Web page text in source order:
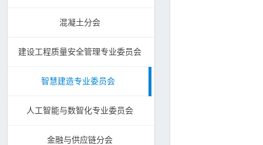
混凝土分会
建设工程质量安全管理专业委员会
智慧建造专业委员会
人工智能与数智化专业委员会
金融与供应链分会